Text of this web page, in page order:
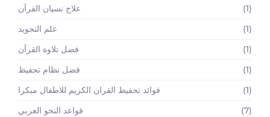
علاج نسيان القرآن
(1)
علم التجويد
(1)
فضل تلاوة القرآن
(1)
فضل نظام تحفيظ
(1)
فوائد تحفيظ القران الكريم للاطفال مبكرا
(1)
قواعد النحو العربي
(7)